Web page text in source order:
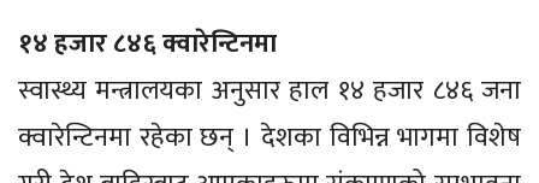
१४ हजार ८४६ क्वारेन्टिनमा
स्वास्थ्य मन्त्रालयका अनुसार हाल १४ हजार ८४६ जना
क्वारेन्टिनमा रहेका छन् । देशका विभिन्न भागमा विशेष